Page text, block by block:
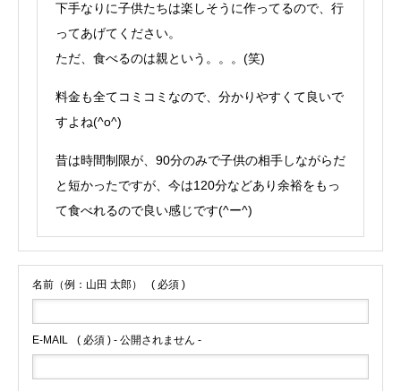
下手なりに子供たちは楽しそうに作ってるので、行
ってあげてください。
ただ、食べるのは親という。。。(笑)
料金も全てコミコミなので、分かりやすくて良いで
すよね(^o^)
昔は時間制限が、90分のみで子供の相手しながらだ
と短かったですが、今は120分などあり余裕をもっ
て食べれるので良い感じです(^ー^)
名前（例：山田 太郎） ( 必須 )
E-MAIL ( 必須 ) - 公開されません -